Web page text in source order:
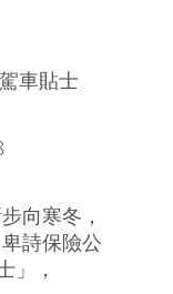
車貼士
向寒冬，
詩保險公
」，